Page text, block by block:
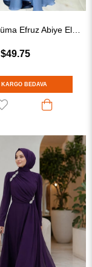
$49.75
KARGO BEDAVA